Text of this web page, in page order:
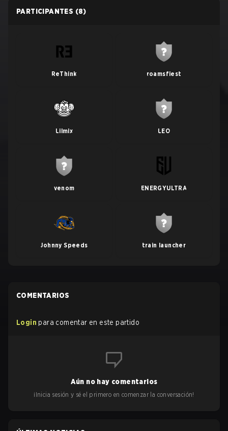
PARTICIPANTES (8)
ReThink roamsfiest
Lilmix LEO
venom ENERGYULTRA
Johnny Speeds train launcher
COMENTARIOS
Login para comentar en este partido
Aún no hay comentarios
¡Inicia sesión y sé el primero en comenzar la conversación!